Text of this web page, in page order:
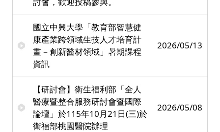
國立中興大學「教育部智慧健
康產業跨領域生技人才培育計
畫－創新醫材領域」暑期課程
資訊
2026/05/13
【研討會】衛生福利部「全人
醫療暨整合服務研討會暨國際
論壇」於115年10月21日(三)於
衛福部桃園醫院辦理
2026/05/08